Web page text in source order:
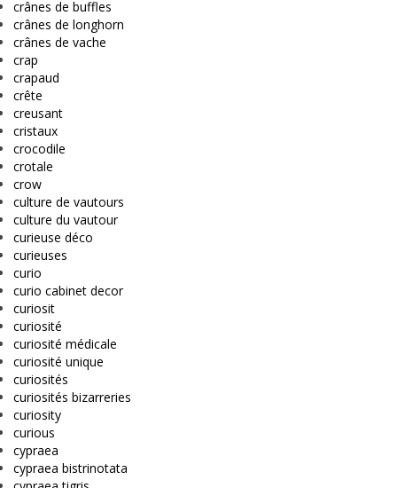
crânes de buffles
crânes de longhorn
crânes de vache
crap
crapaud
crête
creusant
cristaux
crocodile
crotale
crow
culture de vautours
culture du vautour
curieuse déco
curieuses
curio
curio cabinet decor
curiosit
curiosité
curiosité médicale
curiosité unique
curiosités
curiosités bizarreries
curiosity
curious
cypraea
cypraea bistrinotata